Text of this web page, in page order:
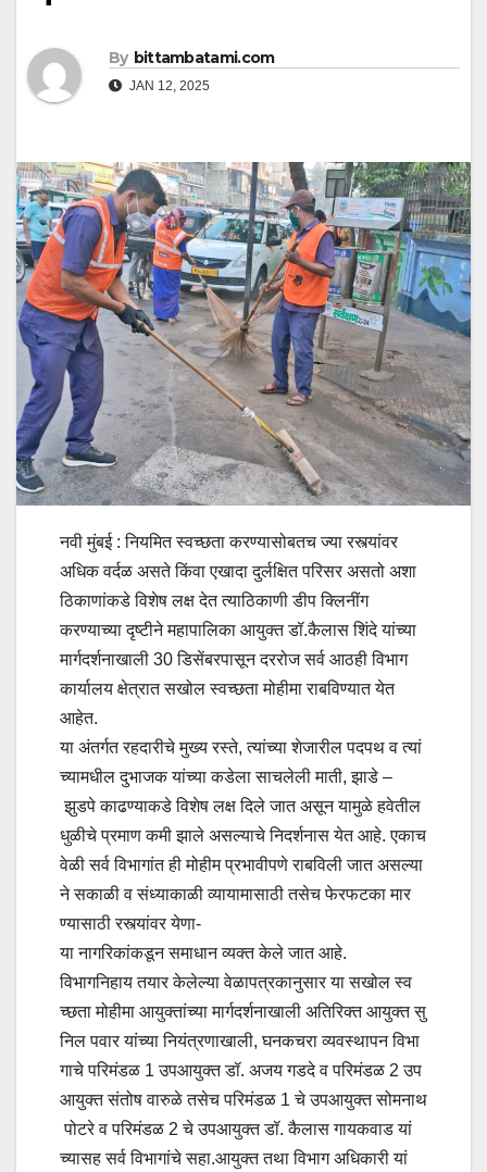
By bittambatami.com
JAN 12, 2025
नवी मुंबई : नियमित स्वच्छता करण्यासोबतच ज्या रस्त्यांवर
अधिक वर्दळ असते किंवा एखादा दुर्लक्षित परिसर असतो अशा
ठिकाणांकडे विशेष लक्ष देत त्याठिकाणी डीप क्लिनींग
करण्याच्या दृष्टीने महापालिका आयुक्त डॉ.कैलास शिंदे यांच्या
मार्गदर्शनाखाली 30 डिसेंबरपासून दररोज सर्व आठही विभाग
कार्यालय क्षेत्रात सखोल स्वच्छता मोहीमा राबविण्यात येत
आहेत.
या अंतर्गत रहदारीचे मुख्य रस्ते, त्यांच्या शेजारील पदपथ व त्यां
च्यामधील दुभाजक यांच्या कडेला साचलेली माती, झाडे –
झुडपे काढण्याकडे विशेष लक्ष दिले जात असून यामुळे हवेतील
धुळीचे प्रमाण कमी झाले असल्याचे निदर्शनास येत आहे. एकाच
वेळी सर्व विभागांत ही मोहीम प्रभावीपणे राबविली जात असल्या
ने सकाळी व संध्याकाळी व्यायामासाठी तसेच फेरफटका मार
ण्यासाठी रस्त्यांवर येणा-
या नागरिकांकडून समाधान व्यक्त केले जात आहे.
विभागनिहाय तयार केलेल्या वेळापत्रकानुसार या सखोल स्व
च्छता मोहीमा आयुक्तांच्या मार्गदर्शनाखाली अतिरिक्त आयुक्त सु
निल पवार यांच्या नियंत्रणाखाली, घनकचरा व्यवस्थापन विभा
गाचे परिमंडळ 1 उपआयुक्त डॉ. अजय गडदे व परिमंडळ 2 उप
आयुक्त संतोष वारुळे तसेच परिमंडळ 1 चे उपआयुक्त सोमनाथ
पोटरे व परिमंडळ 2 चे उपआयुक्त डॉ. कैलास गायकवाड यां
च्यासह सर्व विभागांचे सहा.आयुक्त तथा विभाग अधिकारी यां